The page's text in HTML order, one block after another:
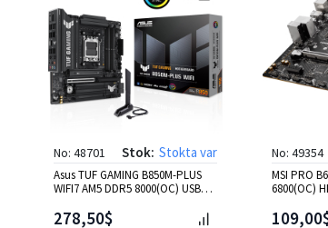
No: 48701 Stok: Stokta var
Asus TUF GAMING B850M-PLUS
WIFI7 AM5 DDR5 8000(OC) USB
278,50$
No: 49354
MSI PRO
6800(OC)